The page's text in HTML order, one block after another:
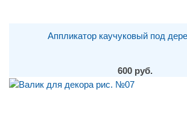
Аппликатор каучуковый под
600 руб.